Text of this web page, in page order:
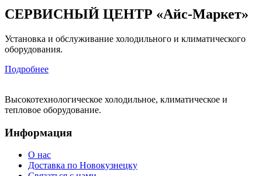
СЕРВИСНЫЙ ЦЕНТР «Айс-Маркет»
Установка и обслуживание холодильного и климатического
оборудования.
Подробнее
Высокотехнологическое холодильное, климатическое и
тепловое оборудование.
Информация
О нас
Доставка по Новокузнецку